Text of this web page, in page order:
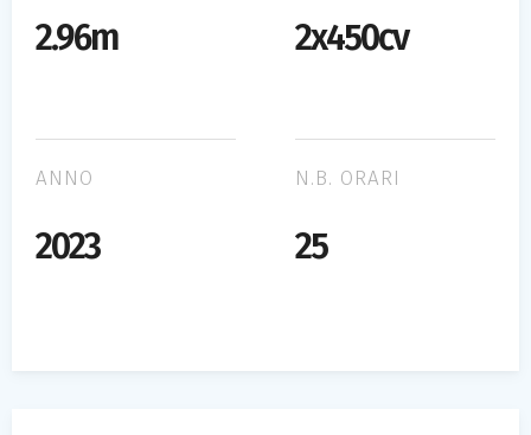
2.96m 2x450cv
ANNO
2023
N.B. ORARI
25